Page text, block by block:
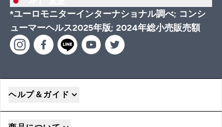
*ユーロモニターインターナショナル調べ; コンシ
ューマーヘルス2025年版; 2024年総小売販売額
ヘルプ＆ガイド